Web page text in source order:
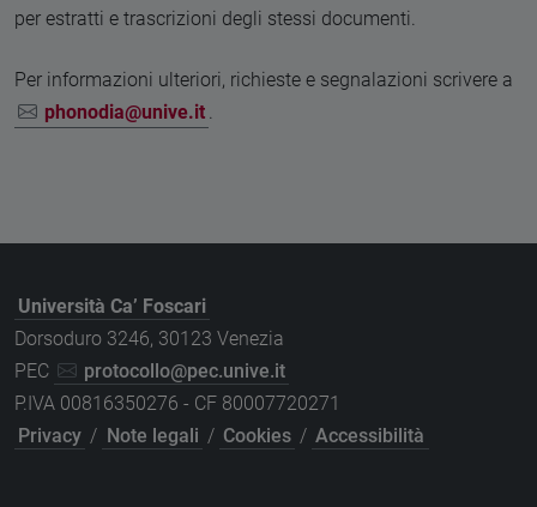
per estratti e trascrizioni degli stessi documenti.
Per informazioni ulteriori, richieste e segnalazioni scrivere a
phonodia@unive.it .
Università Ca’ Foscari
Dorsoduro 3246, 30123 Venezia
PEC
protocollo@pec.unive.it
P.IVA 00816350276 - CF 80007720271
Privacy / Note legali / Cookies / Accessibilità